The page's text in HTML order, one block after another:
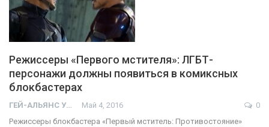
Режиссеры «Первого мстителя»: ЛГБТ-
персонажи должны появиться в комиксных
блокбастерах
ГЕЙ-АЛЬЯНС УКРАИНА Май 4, 2016
0
Режиссеры блокбастера «Первый мститель: Противостояние»